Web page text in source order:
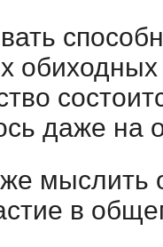
даже
мыслить
в